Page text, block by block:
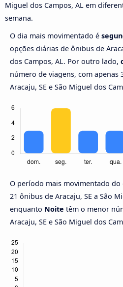
Miguel dos Campos, AL em
semana.
O dia mais movimentado é
opções diárias de ônibus de
dos Campos, AL. Por outro lado,
número de viagens, com
Aracaju, SE e São Miguel dos
O período mais movimentado do
21 ônibus de Aracaju, SE a São
enquanto Noite têm o menor
Aracaju, SE e São Miguel dos